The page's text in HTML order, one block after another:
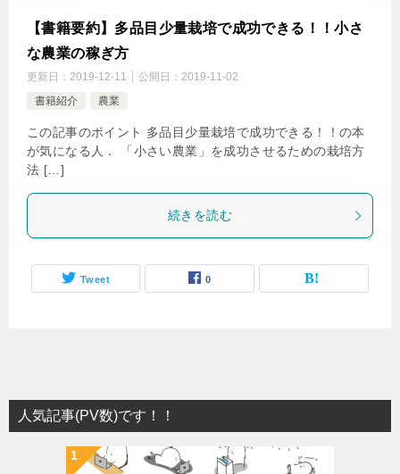
【書籍要約】多品目少量栽培で成功できる！！小さ
な農業の稼ぎ方
更新日： 2019-12-11 公開日： 2019-11-02
書籍紹介
農業
この記事のポイント 多品目少量栽培で成功できる！！の本
が気になる人． 「小さい農業」を成功させるための栽培方
法 […]
続きを読む
Tweet 0
人気記事(PV数)です！！